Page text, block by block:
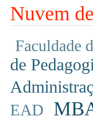
Nuvem
Faculdade
de
EAD